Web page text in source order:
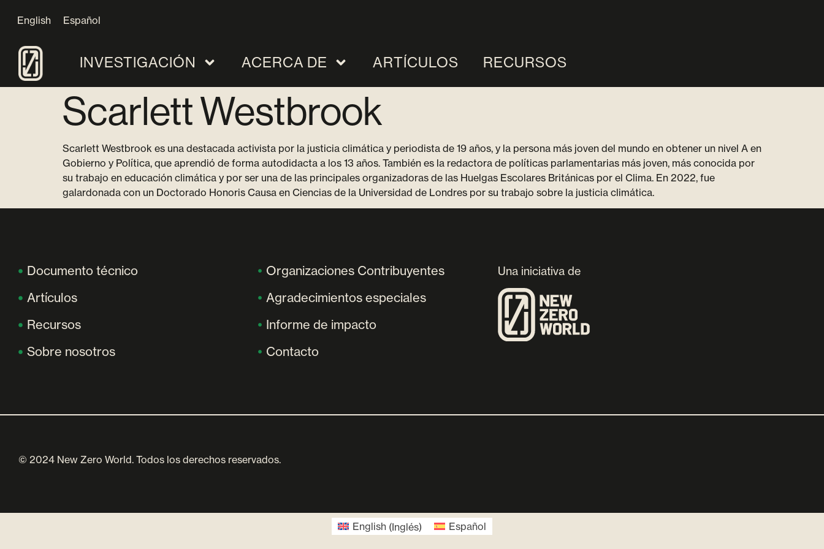
English Español
INVESTIGACIÓN ACERCA DE ARTÍCULOS RECURSOS
Scarlett Westbrook
Scarlett Westbrook es una destacada activista por la justicia climática y periodista de 19 años, y la persona más joven del mundo en obtener un nivel A en
Gobierno y Política, que aprendió de forma autodidacta a los 13 años. También es la redactora de políticas parlamentarias más joven, más conocida por
su trabajo en educación climática y por ser una de las principales organizadoras de las Huelgas Escolares Británicas por el Clima. En 2022, fue
galardonada con un Doctorado Honoris Causa en Ciencias de la Universidad de Londres por su trabajo sobre la justicia climática.
Documento técnico
Artículos
Recursos
Sobre nosotros
Organizaciones Contribuyentes
Agradecimientos especiales
Informe de impacto
Contacto
Una iniciativa de
© 2024 New Zero World. Todos los derechos reservados.
English (Inglés) Español